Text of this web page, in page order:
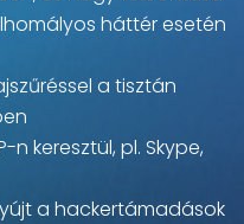
háttér esetén
a tisztán
keresztül, pl. Skype,
a hackertámadások